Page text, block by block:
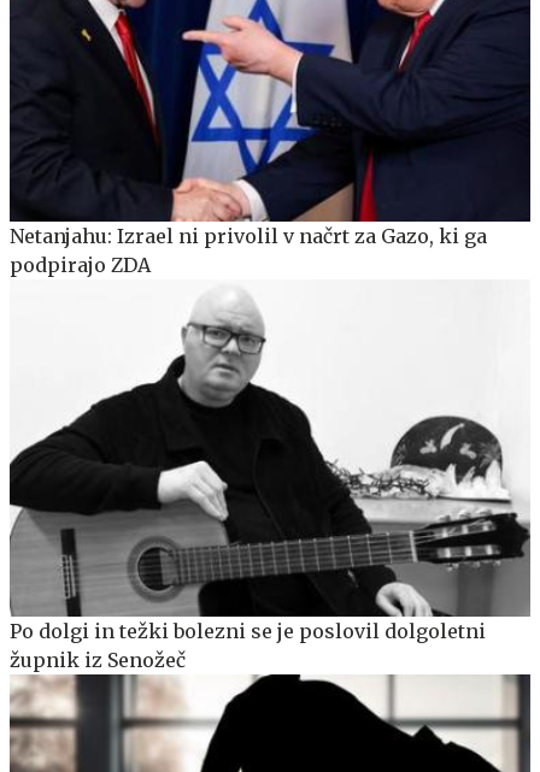
Netanjahu: Izrael ni privolil v načrt za Gazo, ki ga
podpirajo ZDA
Po dolgi in težki bolezni se je poslovil dolgoletni
župnik iz Senožeč